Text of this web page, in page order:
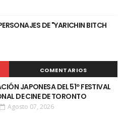
DE "YARICHIN BITCH
COMENTARIOS
JAPONESA DEL 51º FESTIVAL
DE CINE DE TORONTO
Agosto 07, 2026